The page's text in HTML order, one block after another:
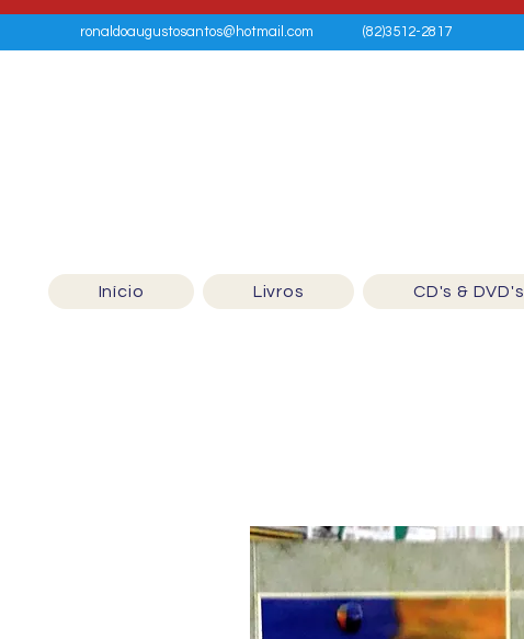
ronaldoaugustosantos@hotmail.com (82)3512-2817
Início Livros CD's & DVD's